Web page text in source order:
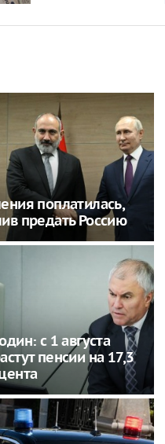
поплатилась,
предать Россию
с 1 августа
пенсии на 17,3